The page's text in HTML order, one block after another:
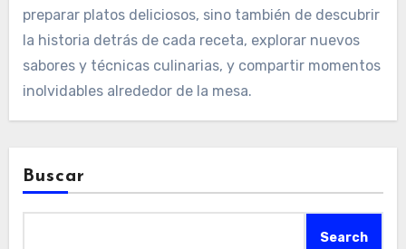
preparar platos deliciosos, sino también de descubrir
la historia detrás de cada receta, explorar nuevos
sabores y técnicas culinarias, y compartir momentos
inolvidables alrededor de la mesa.
Buscar
Search